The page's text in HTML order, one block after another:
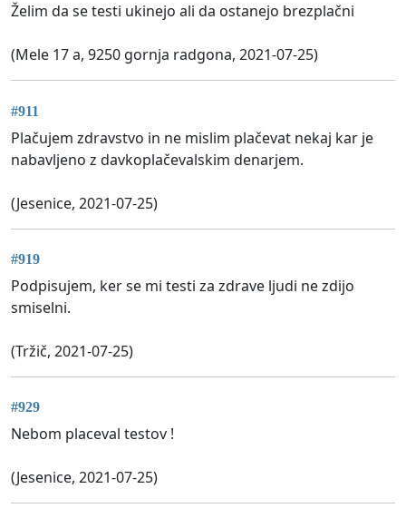
Želim da se testi ukinejo ali da ostanejo brezplačni
(Mele 17 a, 9250 gornja radgona, 2021-07-25)
#911
Plačujem zdravstvo in ne mislim plačevat nekaj kar je
nabavljeno z davkoplačevalskim denarjem.
(Jesenice, 2021-07-25)
#919
Podpisujem, ker se mi testi za zdrave ljudi ne zdijo
smiselni.
(Tržič, 2021-07-25)
#929
Nebom placeval testov !
(Jesenice, 2021-07-25)